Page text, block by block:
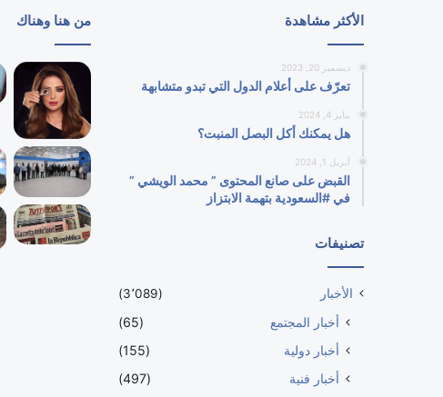
الأكثر مشاهدة
ديسمبر 20, 2023
تعرّف على أعلام الدول التي تبدو متشابهة
يناير 4, 2024
هل يمكنك أكل البصل المنبت؟
أبريل 1, 2024
القبض على صانع المحتوى ” محمد الويشي ”
في #السعودية بتهمة الابتزاز
تصنيفات
الأخبار (3٬089)
أخبار المجتمع
(65)
أخبار دولية
(155)
أخبار فنية
(497)
من هنا وهناك